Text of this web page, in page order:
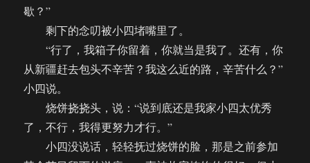
歇？”
剩下的念叨被小四堵嘴里了。
“行了，我箱子你留着，你就当是我了。还有，你
从新疆赶去包头不辛苦？我这么近的路，辛苦什么？”
小四说。
烧饼挠挠头，说：“说到底还是我家小四太优秀
了，不行，我得更努力才行。”
小四没说话，轻轻抚过烧饼的脸，那是之前参加